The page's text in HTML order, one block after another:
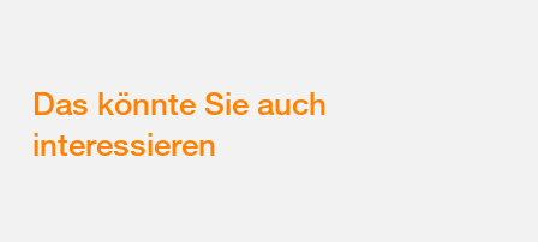
Das könnte Sie auch
interessieren